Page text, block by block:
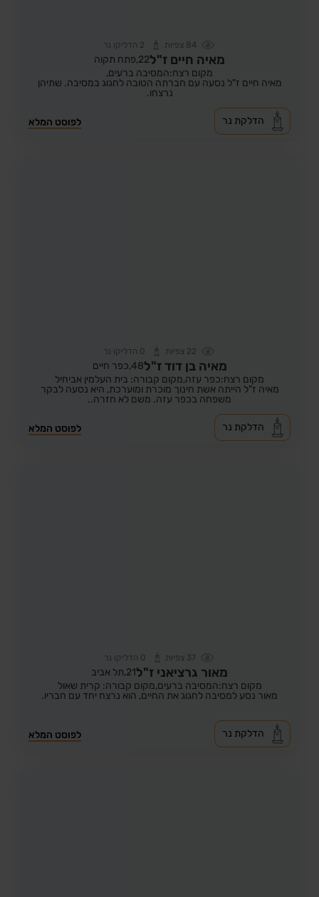
84 צפיות 2 הדליקו נר
מאיה חיים ז"ל22, פתח תקוה
מקום רצח:המסיבה ברעים,
מאיה חיים ז"ל נסעה עם חברתה הטובה לחגוג במסיבה. שתיהן
נרצחו.
לפוסט המלא הדלקת נר
22 צפיות 0 הדליקו נר
מאיה בן דוד ז"ל48, כפר חיים
מקום רצח:כפר עזה,מקום קבורה: בית העלמין אביחיל
מאיה ז"ל הייתה אשת חינוך מוכרת ומוערכת, היא נסעה לבקר
משפחה בכפר עזה. משם לא חזרה..
לפוסט המלא הדלקת נר
37 צפיות 0 הדליקו נר
מאור גרציאני ז"ל21, תל אביב
מקום רצח:המסיבה ברעים,מקום קבורה: קרית שאול
מאור נסע למסיבה לחגוג את החיים, הוא נרצח יחד עם חבריו.
לפוסט המלא הדלקת נר